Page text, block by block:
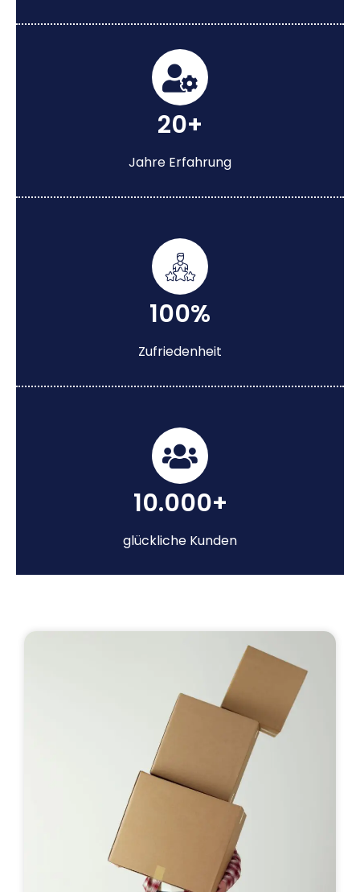
20+
Jahre Erfahrung
100%
Zufriedenheit
10.000+
glückliche Kunden